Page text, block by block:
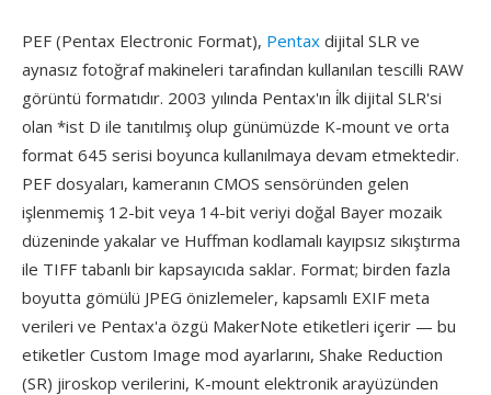
PEF (Pentax Electronic Format), Pentax dijital SLR ve
aynasız fotoğraf makineleri tarafından kullanılan tescilli RAW
görüntü formatıdır. 2003 yılında Pentax'ın i̇lk dijital SLR'si
olan *ist D ile tanıtılmış olup günümüzde K-mount ve orta
format 645 serisi boyunca kullanılmaya devam etmektedir.
PEF dosyaları, kameranın CMOS sensöründen gelen
işlenmemiş 12-bit veya 14-bit veriyi doğal Bayer mozaik
düzeninde yakalar ve Huffman kodlamalı kayıpsız sıkıştırma
ile TIFF tabanlı bir kapsayıcıda saklar. Format; birden fazla
boyutta gömülü JPEG önizlemeler, kapsamlı EXIF meta
verileri ve Pentax'a özgü MakerNote etiketleri içerir — bu
etiketler Custom Image mod ayarlarını, Shake Reduction
(SR) jiroskop verilerini, K-mount elektronik arayüzünden